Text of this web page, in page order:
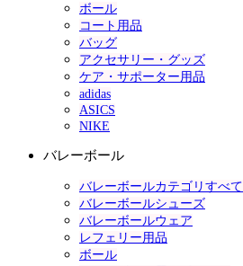
ボール
コート用品
バッグ
アクセサリー・グッズ
ケア・サポーター用品
adidas
ASICS
NIKE
バレーボール
バレーボールカテゴリすべて
バレーボールシューズ
バレーボールウェア
レフェリー用品
ボール